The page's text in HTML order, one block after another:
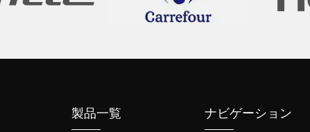
製品一覧 ナビゲーション